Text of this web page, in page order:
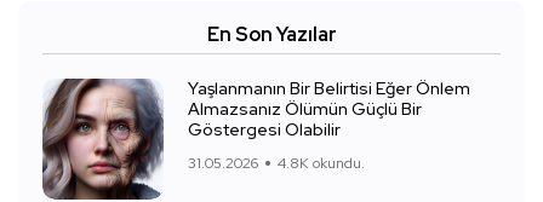
En Son Yazılar
Yaşlanmanın Bir Belirtisi Eğer Önlem
Almazsanız Ölümün Güçlü Bir
Göstergesi Olabilir
31.05.2026 4.8K okundu.